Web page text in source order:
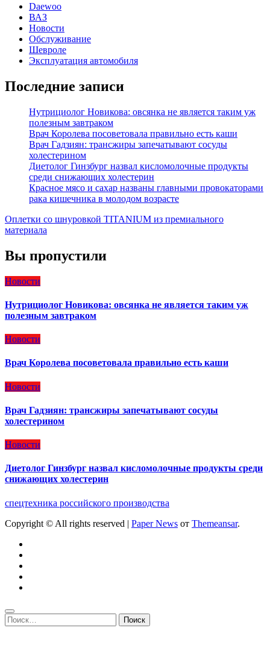
Daewoo
ВАЗ
Новости
Обслуживание
Шевроле
Эксплуатация автомобиля
Последние записи
Нутрициолог Новикова: овсянка не является таким уж
полезным завтраком
Врач Королева посоветовала правильно есть каши
Врач Гадзиян: трансжиры запечатывают сосуды
холестерином
Диетолог Гинзбург назвал кисломолочные продукты
среди снижающих холестерин
Красное мясо и сахар названы главными провокаторами
рака кишечника в молодом возрасте
Оплетки со шнуровкой TITANIUM из премиального
материала
Вы пропустили
Новости
Нутрициолог Новикова: овсянка не является таким уж
полезным завтраком
Новости
Врач Королева посоветовала правильно есть каши
Новости
Врач Гадзиян: трансжиры запечатывают сосуды
холестерином
Новости
Диетолог Гинзбург назвал кисломолочные продукты среди
снижающих холестерин
спецтехника российского производства
Copyright © All rights reserved | Paper News от Themeansar.
Найти: